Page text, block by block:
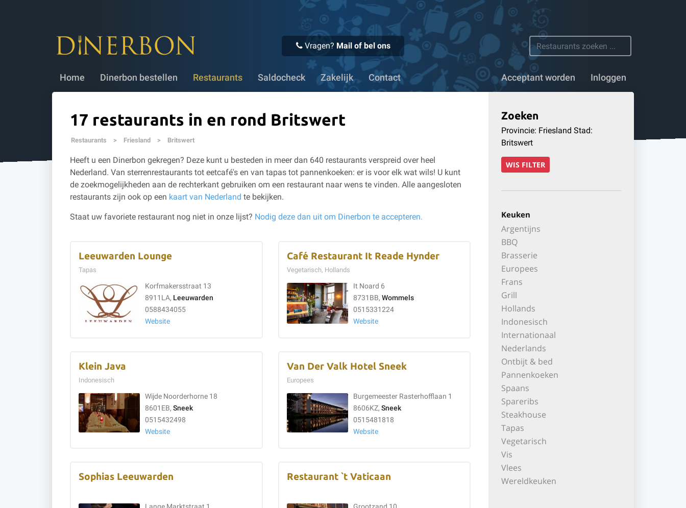
Vragen? Mail of bel ons
Home Dinerbon bestellen Restaurants Saldocheck Zakelijk Contact Acceptant worden Inloggen
✔ Voor 16:00 uur besteld, vandaag verstuurd ✔ Meer dan 1100 restaurants
17 restaurants in en rond Britswert
Restaurants > Friesland > Britswert
Heeft u een Dinerbon gekregen? Deze kunt u besteden in meer dan 640 restaurants verspreid over heel
Nederland. Van sterrenrestaurants tot eetcafé's en van tapas tot pannenkoeken: er is voor elk wat wils! U kunt
de zoekmogelijkheden aan de rechterkant gebruiken om een restaurant naar wens te vinden. Alle aangesloten
restaurants zijn ook op een kaart van Nederland te bekijken.
Staat uw favoriete restaurant nog niet in onze lijst? Nodig deze dan uit om Dinerbon te accepteren.
Leeuwarden Lounge
Tapas
Korfmakersstraat 13
8911LA, Leeuwarden
0588434055
Website
Café Restaurant It Reade Hynder
Vegetarisch, Hollands
It Noard 6
8731BB, Wommels
0515331224
Website
Klein Java
Indonesisch
Wijde Noorderhorne 18
8601EB, Sneek
0515432498
Website
Van Der Valk Hotel Sneek
Europees
Burgemeester Rasterhofflaan 1
8606KZ, Sneek
0515481818
Website
Sophias Leeuwarden Restaurant `t Vaticaan
Zoeken
Provincie: Friesland Stad:
Britswert
WIS FILTER
Keuken
Argentijns
BBQ
Brasserie
Europees
Frans
Grill
Hollands
Indonesisch
Internationaal
Nederlands
Ontbijt & bed
Pannenkoeken
Spaans
Spareribs
Steakhouse
Tapas
Vegetarisch
Vis
Vlees
Wereldkeuken